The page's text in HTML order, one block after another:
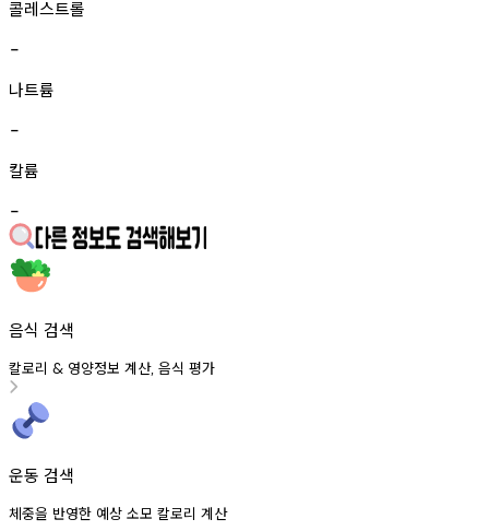
콜레스트롤
-
나트륨
-
칼륨
-
음식 검색
칼로리 & 영양정보 계산, 음식 평가
운동 검색
체중을 반영한 예상 소모 칼로리 계산